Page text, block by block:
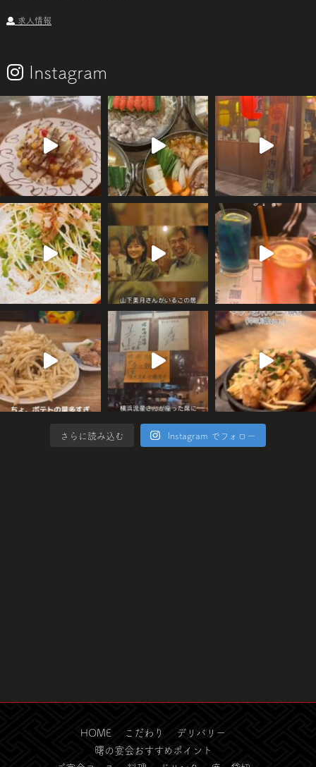
求人情報
Instagram
さらに読み込む Instagram でフォロー
HOME こだわり
デリバリー
曙の宴会おすすめポイント